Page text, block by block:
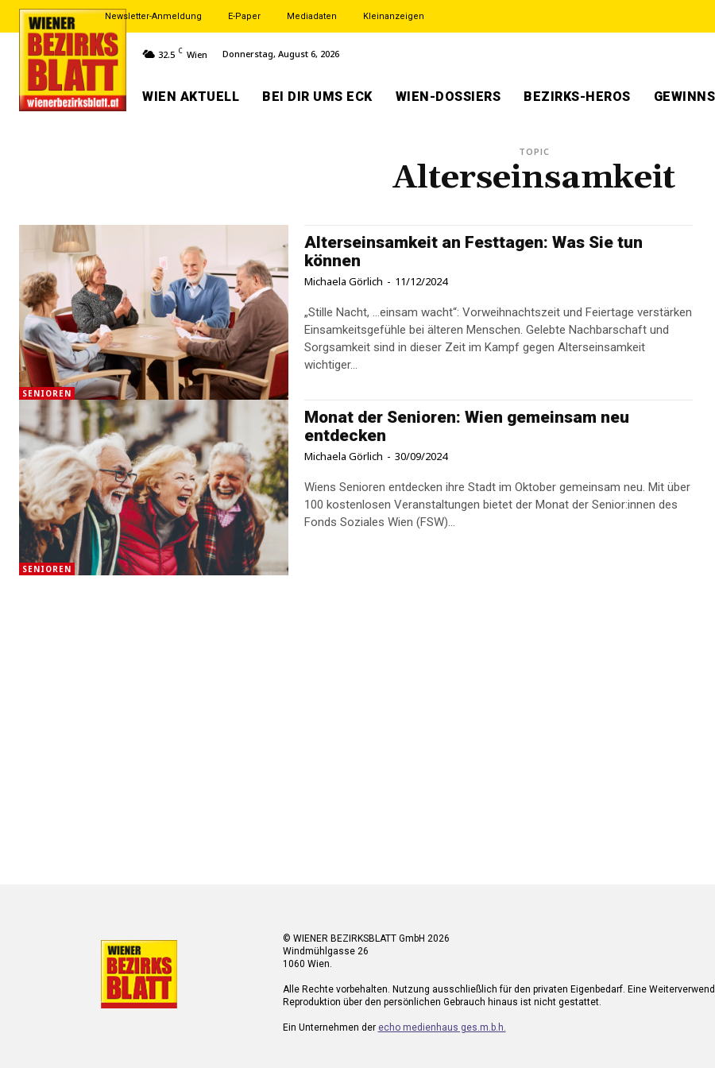
Newsletter-Anmeldung E-Paper Mediadaten Kleinanzeigen
32.5 C Wien Donnerstag, August 6, 2026
WIEN AKTUELL BEI DIR UMS ECK WIEN-DOSSIERS BEZIRKS-HEROS
TOPIC
Alterseinsamkeit
SENIOREN
Alterseinsamkeit an Festtagen: Was Sie tun
können
Michaela Görlich - 11/12/2024
„Stille Nacht, …einsam wacht“: Vorweihnachtszeit und Feiertage verstärken
Einsamkeitsgefühle bei älteren Menschen. Gelebte Nachbarschaft und
Sorgsamkeit sind in dieser Zeit im Kampf gegen Alterseinsamkeit
wichtiger...
SENIOREN
Monat der Senioren: Wien gemeinsam neu
entdecken
Michaela Görlich - 30/09/2024
Wiens Senioren entdecken ihre Stadt im Oktober gemeinsam neu. Mit über
100 kostenlosen Veranstaltungen bietet der Monat der Senior:innen des
Fonds Soziales Wien (FSW)...
© WIENER BEZIRKSBLATT GmbH 2026
Windmühlgasse 26
1060 Wien.
Alle Rechte vorbehalten. Nutzung ausschließlich für den privaten Eigenbedarf. Eine
Reproduktion über den persönlichen Gebrauch hinaus ist nicht gestattet.
Ein Unternehmen der echo medienhaus ges.m.b.h.